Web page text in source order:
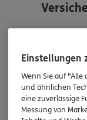
Einstellungen
Wenn Sie auf "Alle
und ähnlichen
eine zuverlässige
Messung von